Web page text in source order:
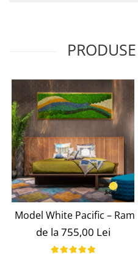
Model White Pacific –
de la 755,00 Lei